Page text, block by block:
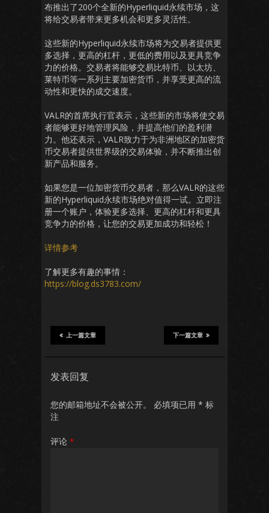
布推出了200个全新的Hyperliquid永续市场，这
将给交易者带来更多机会和更多灵活性。
这些新的Hyperliquid永续市场将为交易者提供更
多选择，更高的杠杆，更低的费用以及更具竞争
力的价格。交易者将能够交易比特币、以太坊、
莱特币等一系列主要加密货币，并享受更高的流
动性和更快的成交速度。
VALR的首席执行官表示，这些新的市场将使交易
者能够更好地管理风险，并提高他们的盈利潜
力。他还表示，VALR致力于为非洲地区的加密货
币交易者提供世界级的交易体验，并不断推出创
新产品和服务。
如果您是一位加密货币交易者，那么VALR的这些
新的Hyperliquid永续市场绝对值得一试。立即注
册一个账户，体验更多选择、更高的杠杆和更具
竞争力的价格，让您的交易更加成功和轻松！
详情参考
了解更多有趣的事情：
https://blog.ds3783.com/
下一篇文章
上一篇文章
发表回复
您的邮箱地址不会被公开。 必填项已用 * 标
注
评论 *